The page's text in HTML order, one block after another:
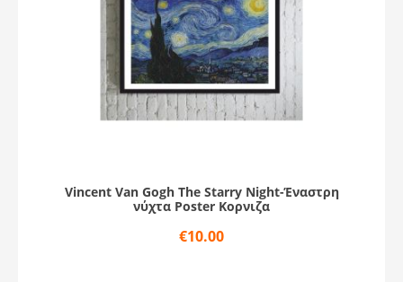
Vincent Van Gogh The Starry Night-Έναστρη
νύχτα Poster Κορνιζα
€10.00